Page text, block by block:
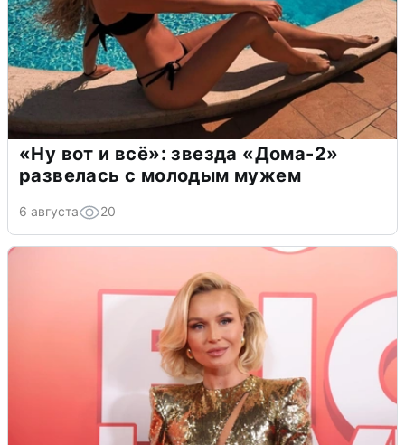
«Ну вот и всё»: звезда «Дома-2»
развелась с молодым мужем
6 августа 20